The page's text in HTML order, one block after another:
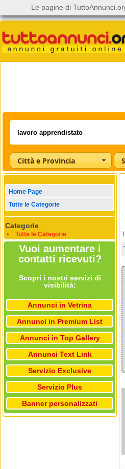
Città e Provincia
Home Page
Tutte le Categorie
Categorie
Tutte le Categorie
Vuoi aumentare i
contatti ricevuti?
Scopri i nostri servizi di
visibilità:
Annunci in Vetrina
Annunci in Premium List
Annunci in Top Gallery
Annunci Text Link
Servizio Exclusive
Servizio Plus
Banner personalizzati
Le pagine di